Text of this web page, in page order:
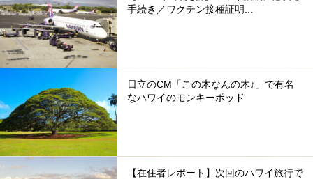
手続き／ワクチン接種証明...
日立のCM「この木なんの木♪」で有名
なハワイのモンキーポッド
【在住者レポート】次回のハワイ旅行で